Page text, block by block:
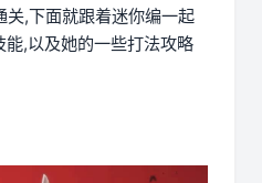
,下面就跟着迷你编一起
,以及她的一些打法攻略